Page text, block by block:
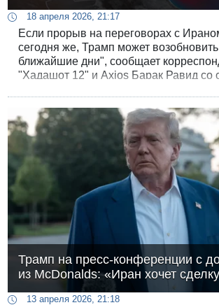
18 апреля 2026, 21:17
Если прорыв на переговорах с
сегодня же, Трамп может
ближайшие дни", сообщает
"Хадашот 12" и Axios Барак Равид со
Трамп на пресс-конференции с
из McDonalds: «Иран хочет
13 апреля 2026, 21:18